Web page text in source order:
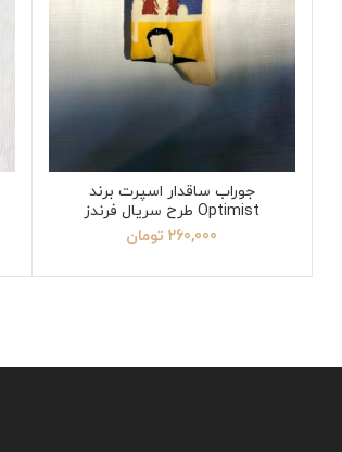
جوراب ساقدار اسپرت برند
Optimist طرح سریال فرندز
260,000 تومان